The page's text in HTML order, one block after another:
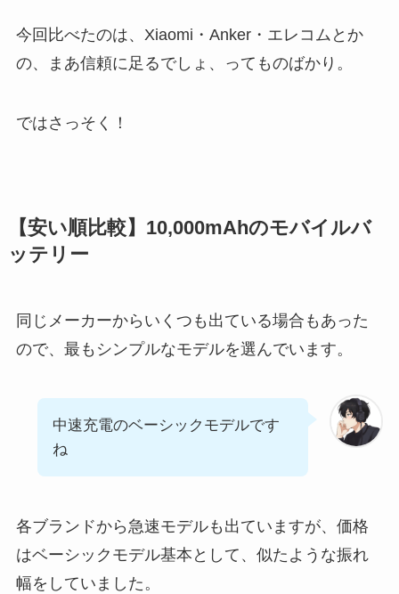
今回比べたのは、Xiaomi・Anker・エレコムとか
の、まあ信頼に足るでしょ、ってものばかり。
ではさっそく！
【安い順比較】10,000mAhのモバイルバ
ッテリー
同じメーカーからいくつも出ている場合もあった
ので、最もシンプルなモデルを選んでいます。
中速充電のベーシックモデルです
ね
各ブランドから急速モデルも出ていますが、価格
はベーシックモデル基本として、似たような振れ
幅をしていました。